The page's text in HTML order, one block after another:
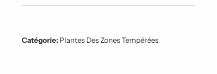
u
Catégorie: Plantes Des Zones Tempérées